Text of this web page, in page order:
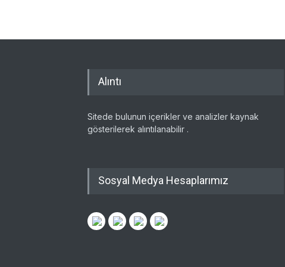
Alıntı
Sitede bulunun içerikler ve analizler kaynak
gösterilerek alıntılanabilir .
Sosyal Medya Hesaplarımız